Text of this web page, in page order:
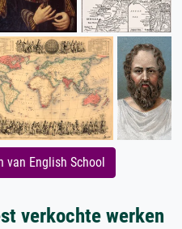
van English School
verkochte werken